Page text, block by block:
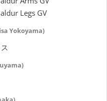
Legs GV
Yokoyama)